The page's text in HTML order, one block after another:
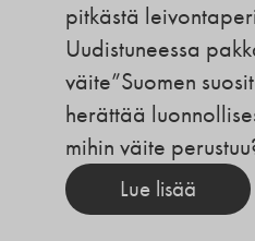
pitkästä
Uudistuneessa
väite”Suomen
herättää
mihin väite
Lue lisää